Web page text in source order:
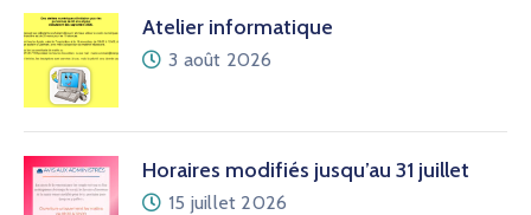
Atelier informatique
3 août 2026
Horaires modifiés jusqu’au 31 juillet
15 juillet 2026